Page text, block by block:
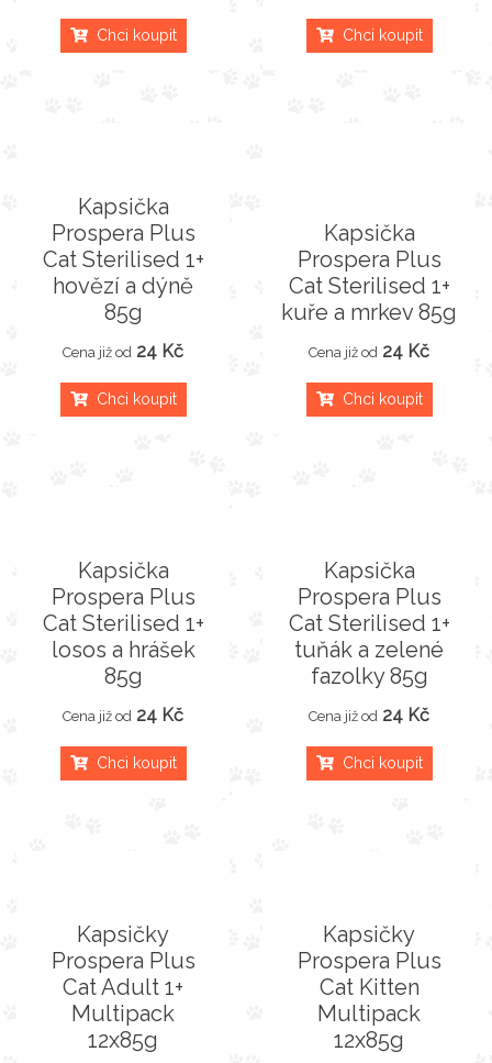
Chci koupit Chci koupit
Kapsička
Prospera Plus
Cat Sterilised 1+
hovězí a dýně
85g
Cena již od 24 Kč
Chci koupit
Kapsička
Prospera Plus
Cat Sterilised 1+
kuře a mrkev 85g
Cena již od 24 Kč
Chci koupit
Kapsička
Prospera Plus
Cat Sterilised 1+
losos a hrášek
85g
Cena již od 24 Kč
Chci koupit
Kapsička
Prospera Plus
Cat Sterilised 1+
tuňák a zelené
fazolky 85g
Cena již od 24 Kč
Chci koupit
Kapsičky
Prospera Plus
Cat Adult 1+
Multipack
12x85g
Kapsičky
Prospera Plus
Cat Kitten
Multipack
12x85g